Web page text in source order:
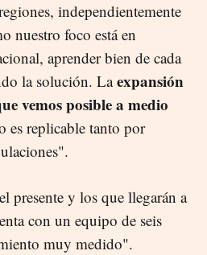
independientemente
nuestro foco está en
aprender bien de cada
la solución. Laexpansión
vemos posible a medio
es replicable tanto por
presente y los que llegarán a
con un equipo de seis
muy medido".